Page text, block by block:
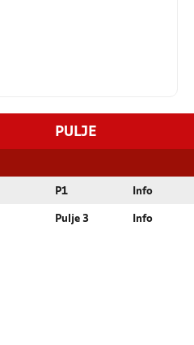
PULJE
P1 Info
Pulje 3 Info